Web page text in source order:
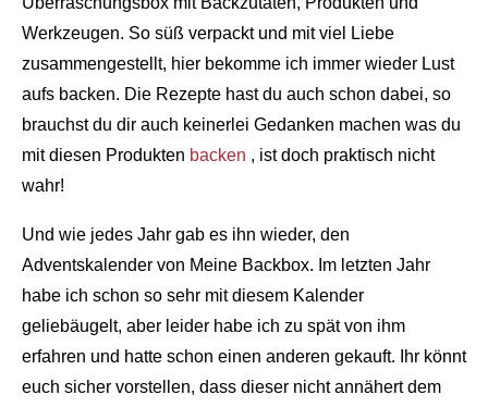
Werkzeugen. So süß verpackt und mit viel Liebe
zusammengestellt, hier bekomme ich immer wieder Lust
aufs backen. Die Rezepte hast du auch schon dabei, so
brauchst du dir auch keinerlei Gedanken machen was du
mit diesen Produkten backen , ist doch praktisch nicht
wahr!
Und wie jedes Jahr gab es ihn wieder, den
Adventskalender von Meine Backbox. Im letzten Jahr
habe ich schon so sehr mit diesem Kalender
geliebäugelt, aber leider habe ich zu spät von ihm
erfahren und hatte schon einen anderen gekauft. Ihr könnt
euch sicher vorstellen, dass dieser nicht annähert dem